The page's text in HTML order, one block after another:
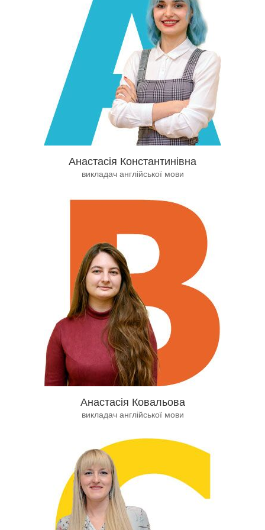
Анастасія Константинівна
викладач англійської мови
Анастасія Ковальова
викладач англійської мови